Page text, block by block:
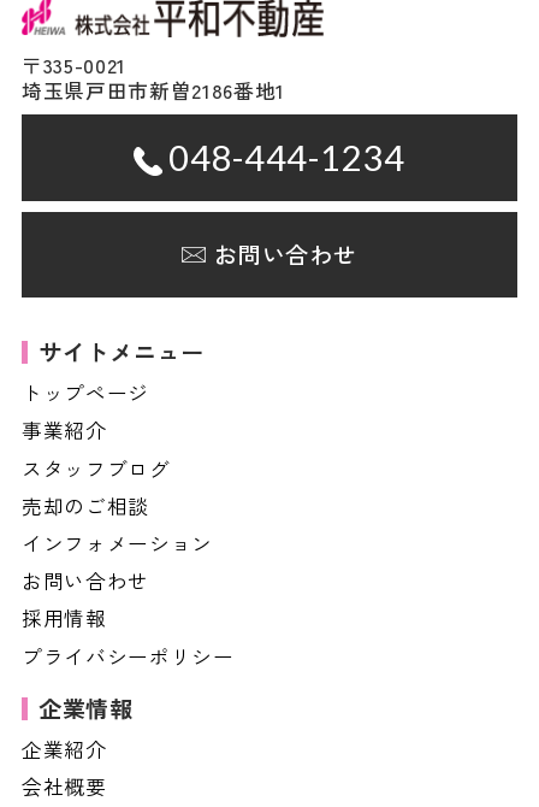
〒335-0021
埼玉県戸田市新曽2186番地1
048-444-1234
お問い合わせ
サイトメニュー
トップページ
事業紹介
スタッフブログ
売却のご相談
インフォメーション
お問い合わせ
採用情報
プライバシーポリシー
企業情報
企業紹介
会社概要